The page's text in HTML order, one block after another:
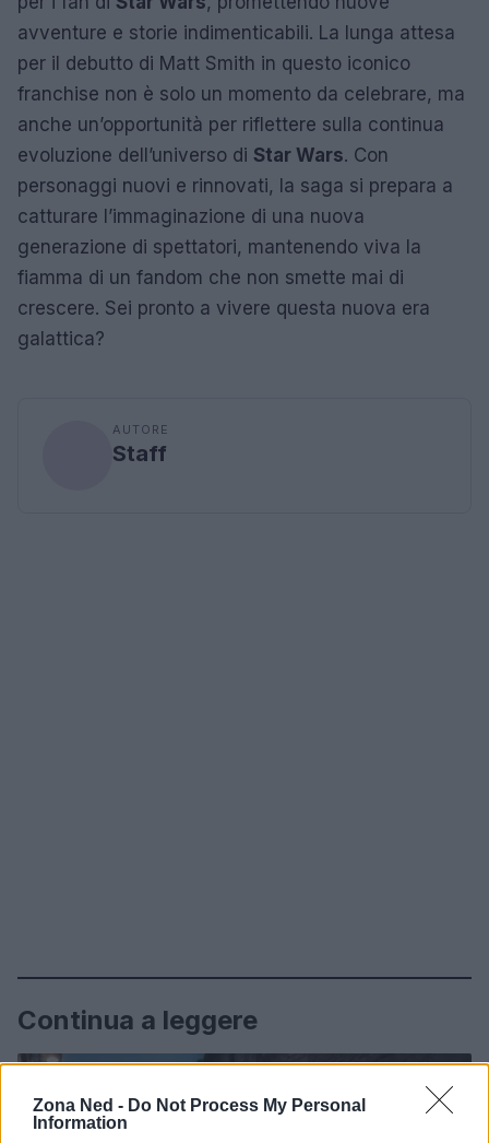
Zona Ned - Do Not Process My Personal
Information
avventure e storie indimenticabili. La lunga attesa
per il debutto di Matt Smith in questo iconico
franchise non è solo un momento da celebrare, ma
anche un’opportunità per riflettere sulla continua
evoluzione dell’universo di Star Wars. Con
personaggi nuovi e rinnovati, la saga si prepara a
catturare l’immaginazione di una nuova
generazione di spettatori, mantenendo viva la
fiamma di un fandom che non smette mai di
crescere. Sei pronto a vivere questa nuova era
galattica?
AUTORE
Staff
Continua a leggere